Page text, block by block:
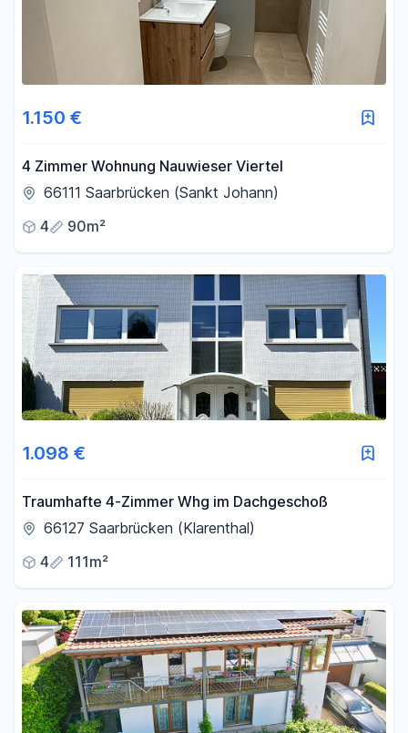
1.150 €
4 Zimmer Wohnung Nauwieser Viertel
66111 Saarbrücken (Sankt Johann)
4
90m²
1.098 €
Traumhafte 4-Zimmer Whg im Dachgeschoß
66127 Saarbrücken (Klarenthal)
4
111m²